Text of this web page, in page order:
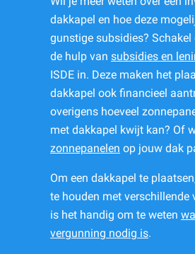
dakkapel en hoe deze
gunstige subsidies? Schakel
de hulp van subsidies en
ISDE in. Deze maken het
dakkapel ook financieel
overigens hoeveel
met dakkapel kwijt kan? Of
zonnepanelen op jouw dak
Om een dakkapel te
te houden met verschillende
is het handig om te weten
vergunning nodig is.